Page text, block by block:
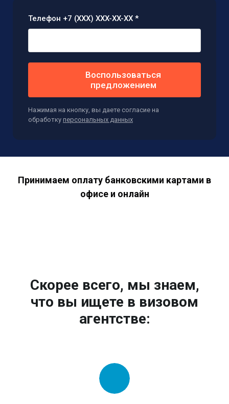
Телефон +7 (XXX) XXX-XX-XX *
Воспользоваться
предложением
Нажимая на кнопку, вы даете согласие на
обработку персональных данных
Принимаем оплату банковскими картами в
офисе и онлайн
Скорее всего, мы знаем,
что вы ищете в визовом
агентстве: